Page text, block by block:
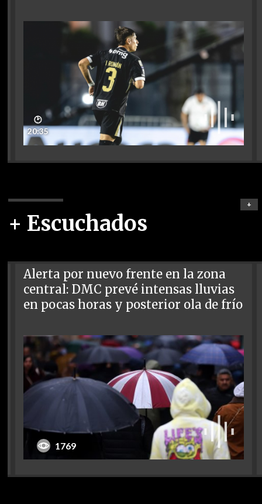
🕑
20:35
+ Escuchados
+
Alerta por nuevo frente en la zona
central: DMC prevé intensas lluvias
en pocas horas y posterior ola de frío
1769